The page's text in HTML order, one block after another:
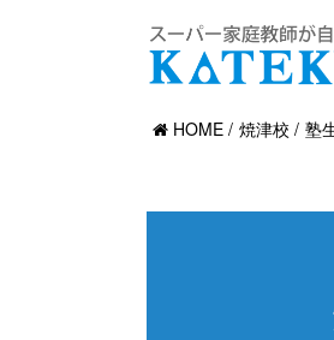
HOME 焼津校 塾